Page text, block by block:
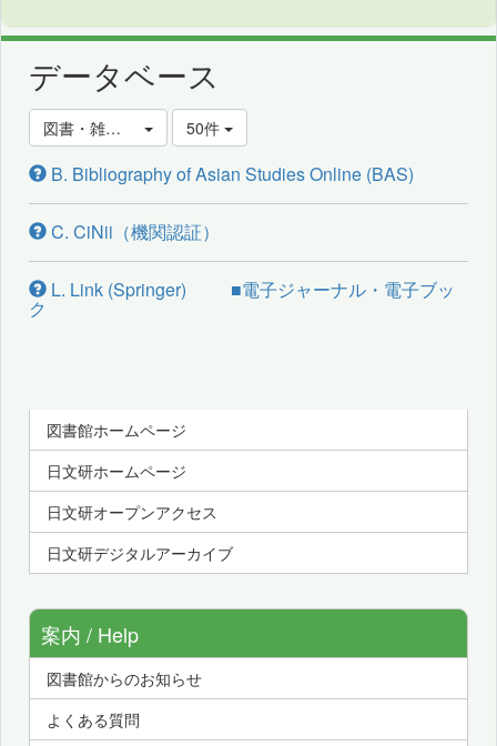
データベース
図書・雑誌・論文を探す
50件
B. Bibliography of Asian Studies Online (BAS)
C. CiNii（機関認証）
L. Link (Springer) ■電子ジャーナル・電子ブッ
ク
図書館ホームページ
日文研ホームページ
日文研オープンアクセス
日文研デジタルアーカイブ
案内 / Help
図書館からのお知らせ
よくある質問